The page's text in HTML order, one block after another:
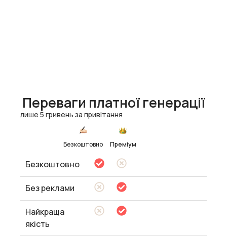
Переваги платної генерації
лише 5 гривень за привітання
Безкоштовно Преміум
Безкоштовно
Без реклами
Найкраща
якість